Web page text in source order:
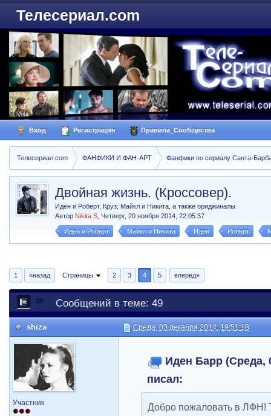
Телесериал.com
Вход Регистрация Правила_Сообщества
Телесериал.com ФАНФИКИ И ФАН-АРТ Фанфики по сериалу Санта-
Двойная жизнь. (Кроссовер).
Иден и Роберт, Круз; Майкл и Никита, а также ориджиналы
Автор Nikita S ,Четверг, 20 ноября 2014, 22:05:37
Иден и Роберт Майкл и Никита Иден Роберт
1 «назад Страницы 2 3 4 5 вперед»
Сообщений в теме: 49
shiza Среда, 03 декабря 2014, 19:51:18
Участник
Иден Барр (Среда,
писал:
Добро пожаловать в ЛФН!